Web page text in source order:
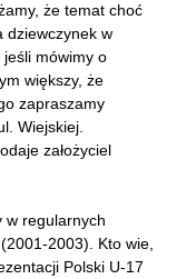
że temat choć
dziewczynek w
jeśli mówimy o
większy, że
zapraszamy
Wiejskiej.
założyciel
w regularnych
2003). Kto wie,
Polski U-17